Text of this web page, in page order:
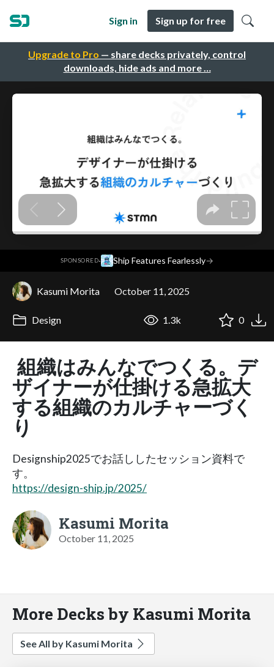
Upgrade to Pro — share decks privately, control
downloads, hide ads and more …
Sign in Sign up for free
SPONSORED· Ship Features Fearlessly→
Kasumi Morita October 11, 2025
Design 1.3k 0
組織はみんなでつくる。デ
ザイナーが仕掛ける急拡大
する組織のカルチャーづく
り
Designship2025でお話ししたセッション資料で
す。
https://design-ship.jp/2025/
Kasumi Morita
October 11, 2025
More Decks by Kasumi Morita
See All by Kasumi Morita